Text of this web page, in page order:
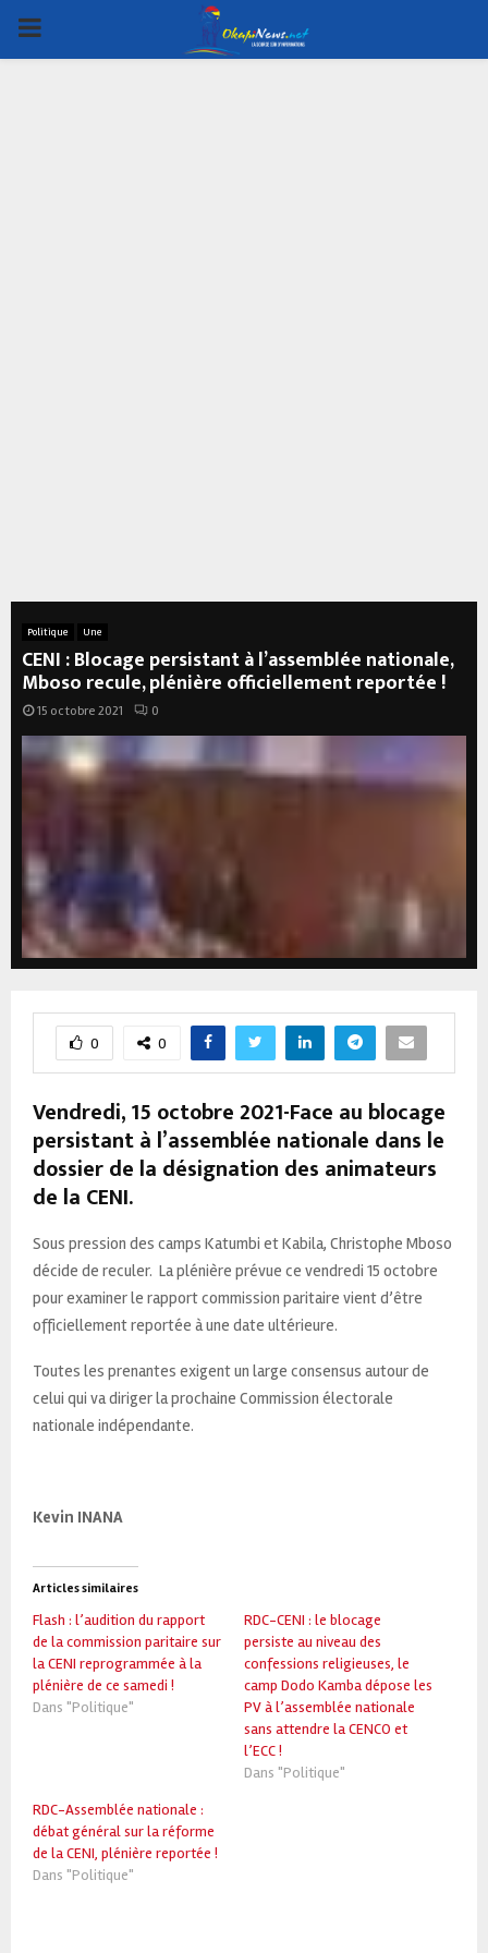
PRIMARY
Politique Une
CENI : Blocage persistant à l’assemblée nationale,
Mboso recule, plénière officiellement reportée !
15 octobre 2021 0
0 0
Vendredi, 15 octobre 2021-Face au blocage
persistant à l’assemblée nationale dans le
dossier de la désignation des animateurs
de la CENI.
Sous pression des camps Katumbi et Kabila, Christophe Mboso
décide de reculer. La plénière prévue ce vendredi 15 octobre
pour examiner le rapport commission paritaire vient d’être
officiellement reportée à une date ultérieure.
Toutes les prenantes exigent un large consensus autour de
celui qui va diriger la prochaine Commission électorale
nationale indépendante.
Kevin INANA
Articles similaires
Flash : l’audition du rapport
de la commission paritaire sur
la CENI reprogrammée à la
plénière de ce samedi !
Dans "Politique"
RDC-CENI : le blocage
persiste au niveau des
confessions religieuses, le
camp Dodo Kamba dépose les
PV à l’assemblée nationale
sans attendre la CENCO et
l’ECC !
Dans "Politique"
RDC-Assemblée nationale :
débat général sur la réforme
de la CENI, plénière reportée !
Dans "Politique"